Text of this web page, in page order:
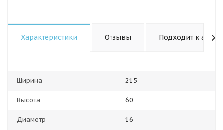
Характеристики Отзывы Подходит к авто
Ширина 215
Высота 60
Диаметр 16